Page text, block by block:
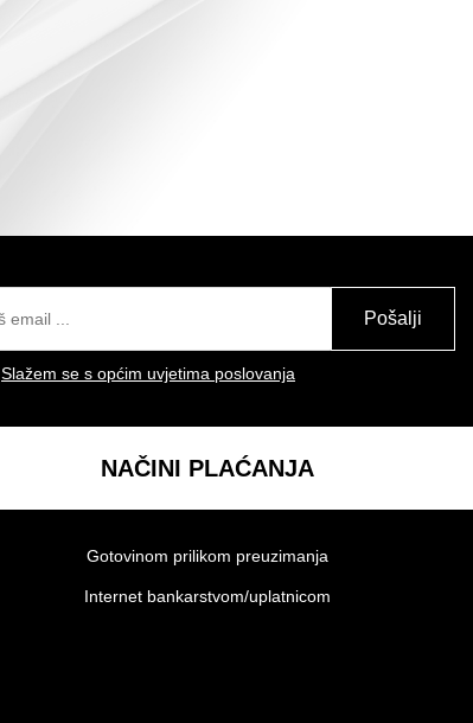
Pošalji
Slažem se s općim uvjetima poslovanja
NAČINI PLAĆANJA
Gotovinom prilikom preuzimanja
Internet bankarstvom/uplatnicom